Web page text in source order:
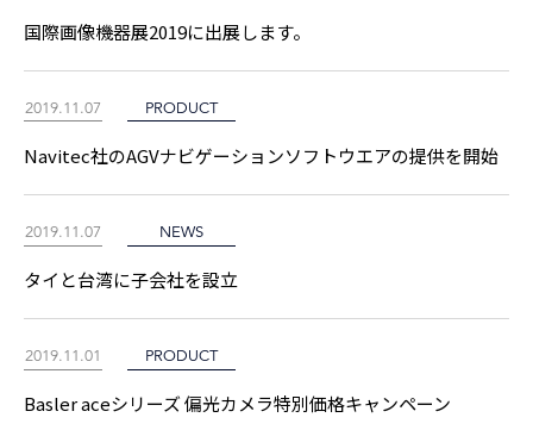
国際画像機器展2019に出展します。
2019.11.07 PRODUCT
Navitec社のAGVナビゲーションソフトウエアの提供を開始
2019.11.07 NEWS
タイと台湾に子会社を設立
2019.11.01 PRODUCT
Basler aceシリーズ 偏光カメラ特別価格キャンペーン